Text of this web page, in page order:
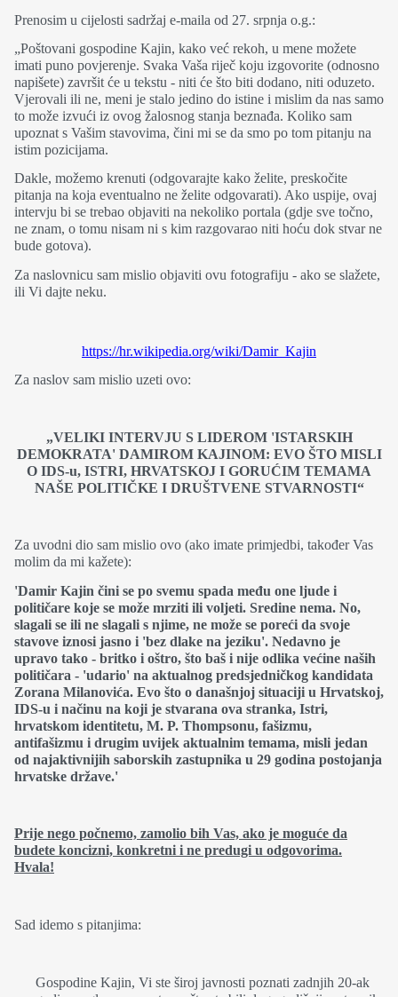
Prenosim u cijelosti sadržaj e-maila od 27. srpnja o.g.:
„Poštovani gospodine Kajin, kako već rekoh, u mene možete
imati puno povjerenje. Svaka Vaša riječ koju izgovorite (odnosno
napišete) završit će u tekstu - niti će što biti dodano, niti oduzeto.
Vjerovali ili ne, meni je stalo jedino do istine i mislim da nas samo
to može izvući iz ovog žalosnog stanja beznađa. Koliko sam
upoznat s Vašim stavovima, čini mi se da smo po tom pitanju na
istim pozicijama.
Dakle, možemo krenuti (odgovarajte kako želite, preskočite
pitanja na koja eventualno ne želite odgovarati). Ako uspije, ovaj
intervju bi se trebao objaviti na nekoliko portala (gdje sve točno,
ne znam, o tomu nisam ni s kim razgovarao niti hoću dok stvar ne
bude gotova).
Za naslovnicu sam mislio objaviti ovu fotografiju - ako se slažete,
ili Vi dajte neku.
https://hr.wikipedia.org/wiki/Damir_Kajin
Za naslov sam mislio uzeti ovo:
„VELIKI INTERVJU S LIDEROM 'ISTARSKIH
DEMOKRATA' DAMIROM KAJINOM: EVO ŠTO MISLI
O IDS-u, ISTRI, HRVATSKOJ I GORUĆIM TEMAMA
NAŠE POLITIČKE I DRUŠTVENE STVARNOSTI“
Za uvodni dio sam mislio ovo (ako imate primjedbi, također Vas
molim da mi kažete):
'Damir Kajin čini se po svemu spada među one ljude i
političare koje se može mrziti ili voljeti. Sredine nema. No,
slagali se ili ne slagali s njime, ne može se poreći da svoje
stavove iznosi jasno i 'bez dlake na jeziku'. Nedavno je
upravo tako - britko i oštro, što baš i nije odlika većine naših
političara - 'udario' na aktualnog predsjedničkog kandidata
Zorana Milanovića. Evo što o današnjoj situaciji u Hrvatskoj,
IDS-u i načinu na koji je stvarana ova stranka, Istri,
hrvatskom identitetu, M. P. Thompsonu, fašizmu,
antifašizmu i drugim uvijek aktualnim temama, misli jedan
od najaktivnijih saborskih zastupnika u 29 godina postojanja
hrvatske države.'
Prije nego počnemo, zamolio bih Vas, ako je moguće da
budete koncizni, konkretni i ne predugi u odgovorima.
Hvala!
Sad idemo s pitanjima:
Gospodine Kajin, Vi ste široj javnosti poznati zadnjih 20-ak